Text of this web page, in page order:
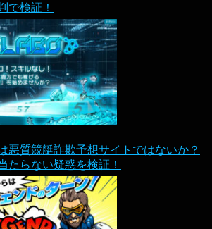
で検証！
悪質競艇詐欺予想サイトではないか？
たらない疑惑を検証！